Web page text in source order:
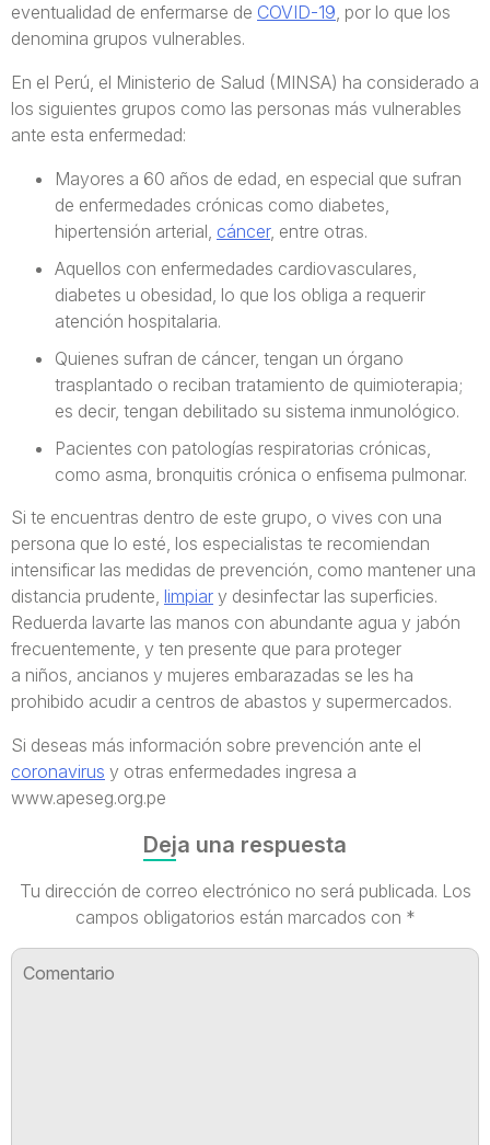
eventualidad de enfermarse de COVID-19, por lo que los
denomina grupos vulnerables.
En el Perú, el Ministerio de Salud (MINSA) ha considerado a
los siguientes grupos como las personas más vulnerables
ante esta enfermedad:
Mayores a 60 años de edad, en especial que sufran
de enfermedades crónicas como diabetes,
hipertensión arterial, cáncer, entre otras.
Aquellos con enfermedades cardiovasculares,
diabetes u obesidad, lo que los obliga a requerir
atención hospitalaria.
Quienes sufran de cáncer, tengan un órgano
trasplantado o reciban tratamiento de quimioterapia;
es decir, tengan debilitado su sistema inmunológico.
Pacientes con patologías respiratorias crónicas,
como asma, bronquitis crónica o enfisema pulmonar.
Si te encuentras dentro de este grupo, o vives con una
persona que lo esté, los especialistas te recomiendan
intensificar las medidas de prevención, como mantener una
distancia prudente, limpiar y desinfectar las superficies.
Reduerda lavarte las manos con abundante agua y jabón
frecuentemente, y ten presente que para proteger
a niños, ancianos y mujeres embarazadas se les ha
prohibido acudir a centros de abastos y supermercados.
Si deseas más información sobre prevención ante el
coronavirus y otras enfermedades ingresa a
www.apeseg.org.pe
Deja una respuesta
Tu dirección de correo electrónico no será publicada. Los
campos obligatorios están marcados con *